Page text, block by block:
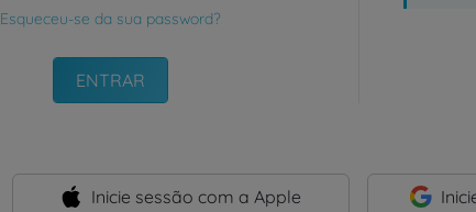
Esqueceu-se da sua password?
Inicie sessão com a Apple